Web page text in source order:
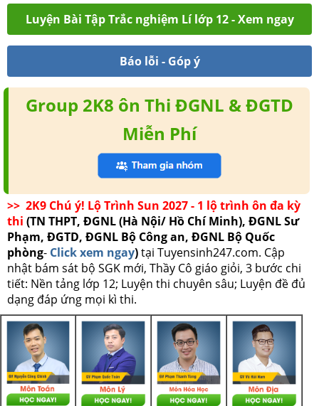
Luyện Bài Tập Trắc nghiệm Lí lớp 12 - Xem ngay
Báo lỗi - Góp ý
Group 2K8 ôn Thi ĐGNL & ĐGTD
Miễn Phí
>> 2K9 Chú ý! Lộ Trình Sun 2027 - 1 lộ trình ôn đa kỳ
thi (TN THPT, ĐGNL (Hà Nội/ Hồ Chí Minh), ĐGNL Sư
Phạm, ĐGTD, ĐGNL Bộ Công an, ĐGNL Bộ Quốc
phòng- Click xem ngay)tại Tuyensinh247.com. Cập
nhật bám sát bộ SGK mới, Thầy Cô giáo giỏi, 3 bước chi
tiết: Nền tảng lớp 12; Luyện thi chuyên sâu; Luyện đề đủ
dạng đáp ứng mọi kì thi.